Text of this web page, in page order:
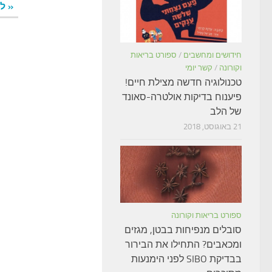
«
חידושים ומחשבים / ספורט בריאות
וקורונה / קשר יומי
טכנולוגיה חדשה מצילת חיים!
פיענוח בדיקות אולטרה-סאונד
של הלב
21 באוגוסט, 2018
ספורט בריאות וקורונה
סובלים מנפיחות בבטן, מגזים
ומכאבים? התחילו את הבירור
בבדיקת SIBO לפני הימנעות